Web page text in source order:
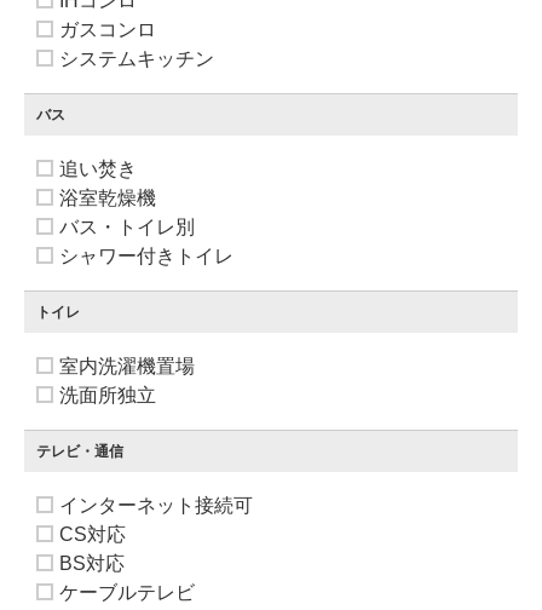
ガスコンロ
システムキッチン
バス
追い焚き
浴室乾燥機
バス・トイレ別
シャワー付きトイレ
トイレ
室内洗濯機置場
洗面所独立
テレビ・通信
インターネット接続可
CS対応
BS対応
ケーブルテレビ